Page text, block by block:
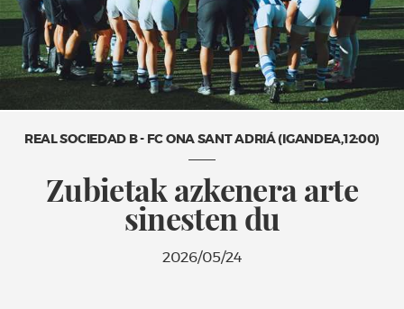
REAL SOCIEDAD B - FC ONA SANT ADRIÁ (IGANDEA,12:00)
Zubietak azkenera arte
sinesten du
2026/05/24